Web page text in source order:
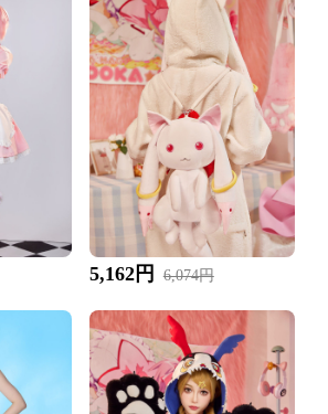
5,162円 6,074円